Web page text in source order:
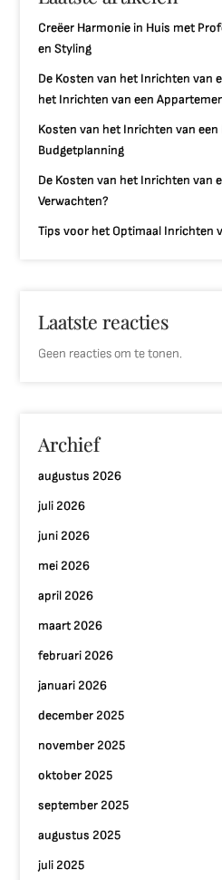
Creëer Harmonie in Huis met
en Styling
De Kosten van het Inrichten van
het Inrichten van een
Kosten van het Inrichten van een
Budgetplanning
De Kosten van het Inrichten van
Verwachten?
Tips voor het Optimaal Inrichten
Laatste reacties
Geen reacties om te tonen.
Archief
augustus 2026
juli 2026
juni 2026
mei 2026
april 2026
maart 2026
februari 2026
januari 2026
december 2025
november 2025
oktober 2025
september 2025
augustus 2025
juli 2025